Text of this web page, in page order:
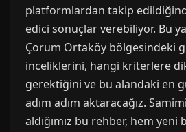
platformlardan takip
edici sonuçlar verebiliyor. Bu
Çorum Ortaköy bölgesindeki
inceliklerini, hangi kriterlere
gerektiğini ve bu alandaki en
adım adım aktaracağız.
aldığımız bu rehber, hem